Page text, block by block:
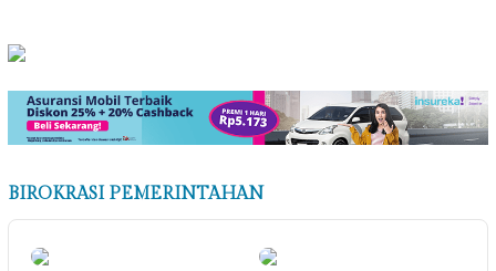
BIROKRASI PEMERINTAHAN